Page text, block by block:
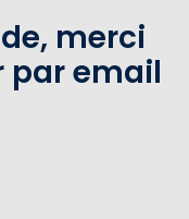
merci
par email